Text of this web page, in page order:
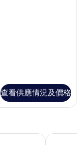
查看供應情況及價格
Aqua